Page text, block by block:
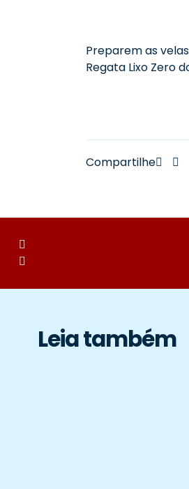
Preparem as
Regata Lixo Zero
Compartilhe
Leia também